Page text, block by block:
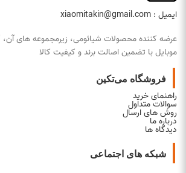
ایمیل : xiaomitakin@gmail.com
عرضه کننده محصولات شیائومی، زیرمجموعه های
موبایل با تضمین اصالت برند و کیفیت کالا
فروشگاه می‌تکین
راهنمای خرید
سوالات متداول
روش های ارسال
درباره ما
دیدگاه ها
شبکه های اجتماعی